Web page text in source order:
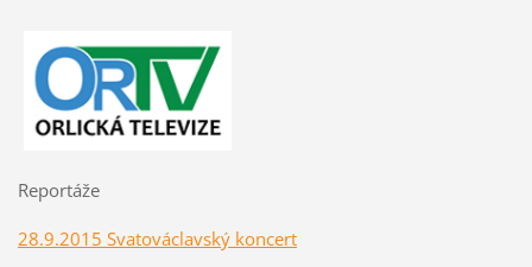
Reportáže
28.9.2015 Svatováclavský koncert